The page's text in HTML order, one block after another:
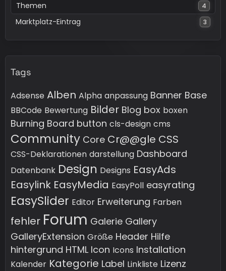
Themen 4
Marktplatz-Eintrag 3
Tags
Adsense Alben Alpha anpassung Banner Base
BBCode Bewertung Bilder Blog box boxen
Burning Board button cls-design cms
Community Core Cr@@gle CSS
CSS-Deklarationen darstellung Dashboard
Datenbank Design Designs EasyAds
Easylink EasyMedia EasyPoll easyrating
EasySlider Editor Erweiterung Farben
fehler Forum Galerie Gallery
GalleryExtension Größe Header Hilfe
hintergrund HTML Icon Icons Installation
Kalender Kategorie Label Linkliste Lizenz